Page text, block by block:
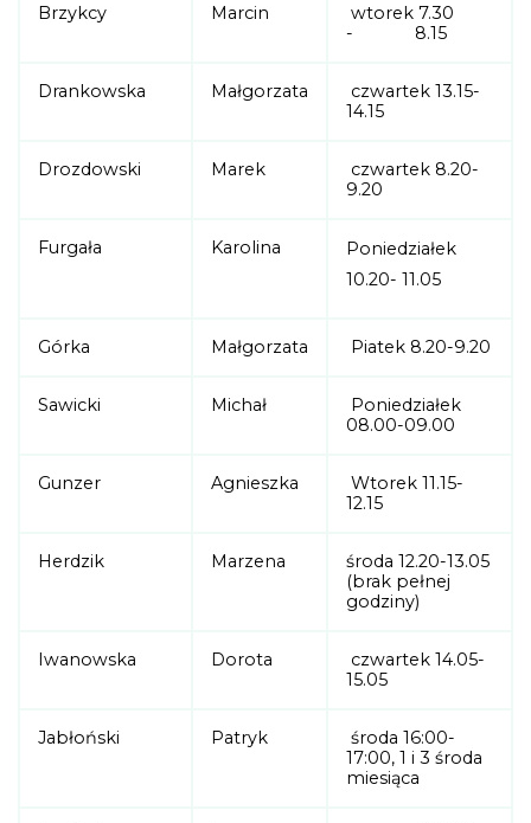
Brzykcy Marcin
wtorek 7.30
- 8.15
Drankowska Małgorzata
czwartek 13.15-
14.15
Drozdowski Marek
czwartek 8.20-
9.20
Furgała Karolina
Poniedziałek
10.20- 11.05
Górka Małgorzata Piatek 8.20-9.20
Sawicki Michał
Poniedziałek
08.00-09.00
Gunzer Agnieszka
Wtorek 11.15-
12.15
Herdzik Marzena
środa 12.20-13.05
(brak pełnej
godziny)
Iwanowska Dorota
czwartek 14.05-
15.05
Jabłoński Patryk
środa 16:00-
17:00, 1 i 3 środa
miesiąca